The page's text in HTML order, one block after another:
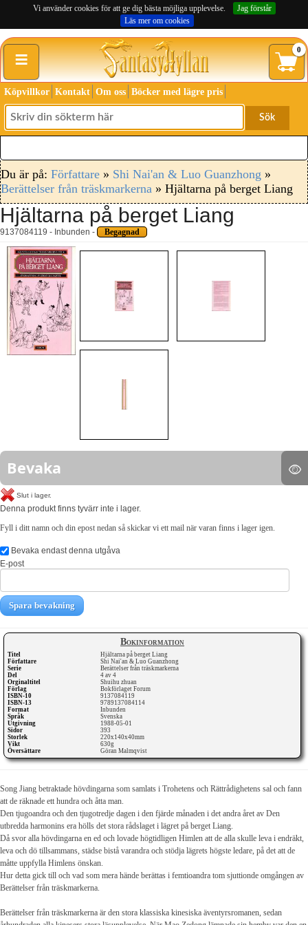
Vi använder cookies för att ge dig bästa möjliga upplevelse.
Jag förstår
Läs mer om cookies
≡ 0
Köpvillkor Kontakt Om oss Böcker med lägre pris
Sök
Du är på: Författare » Shi Nai'an & Luo Guanzhong »
Berättelser från träskmarkerna » Hjältarna på berget Liang
Hjältarna på berget Liang
9137084119 - Inbunden - Begagnad
Bokinformation
Titel
Hjältarna på berget Liang
Författare
Shi Nai'an & Luo Guanzhong
Serie
Berättelser från träskmarkerna
Del
4 av 4
Orginaltitel
Shuihu zhuan
Förlag
Bokförlaget Forum
ISBN-10
9137084119
ISBN-13
9789137084114
Format
Inbunden
Språk
Svenska
Utgivning
1988-05-01
Sidor
393
Storlek
220x140x40mm
Vikt
630g
Översättare
Göran Malmqvist
Bevaka
Slut i lager.
Denna produkt finns tyvärr inte i lager.
Fyll i ditt namn och din epost nedan så skickar vi ett mail när varan finns i lager igen.
Bevaka endast denna utgåva
E-post
Spara bevakning
Song Jiang betraktade hövdingarna som samlats i Trohetens och Rättrådighetens sal och fann
att de räknade ett hundra och åtta man.
Den tjugoandra och den tjugotredje dagen i den fjärde månaden i det andra året av Den
utbredda harmonins era hölls det stora rådslaget i lägret på berget Liang.
Då svor alla hövdingarna en ed och lovade högtidligen Himlen att de alla skulle leva i endräkt,
leva och dö tillsammans, städse bistå varandra och stödja lägrets högste ledare, på det att de
måtte uppfylla Himlens önskan.
Hur detta gick till och vad som mera hände berättas i femtioandra tom sjuttionde omgången av
Berättelser från träskmarkerna.
Berättelser från träskmarkerna är den stora klassiska kinesiska äventyrsromanen, sedan